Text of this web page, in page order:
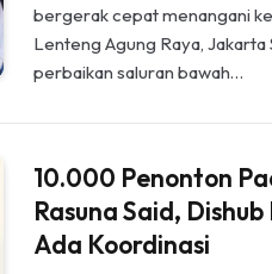
bergerak cepat menangani
Lenteng Agung Raya, Jakarta
perbaikan saluran bawah…
10.000 Penonton
Rasuna Said,
Ada Koordinasi